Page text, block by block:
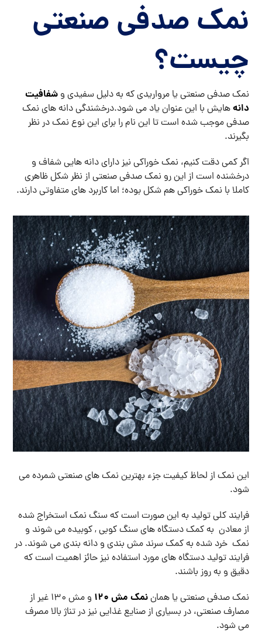
نمک صدفی صنعتی
چیست؟
نمک صدفی صنعتی یا مرواریدی که به دلیل سفیدی وشفافیت
دانههایش با این عنوان یاد می شود.درخشندگی دانه های نمک
صدفی موجب شده است تا این نام را برای این نوع نمک در نظر
بگیرند.
اگر کمی دقت کنیم، نمک خوراکی نیز دارای دانه هایی شفاف و
درخشنده است از این رو نمک صدفی صنعتی از نظر شکل ظاهری
کاملا با نمک خوراکی هم شکل بوده؛ اما کاربرد های متفاوتی دارند.
این نمک از لحاظ کیفیت جزء بهترین نمک های صنعتی شمرده می
شود.
فرایند کلی تولید به این صورت است که سنگ نمک استخراج شده
از معادن به کمک دستگاه های سنگ کوبی , کوبیده می شوند و
نمک خرد شده به کمک سرند مش بندی و دانه بندی می شوند. در
فرایند تولید دستگاه های مورد استفاده نیز حائز اهمیت است که
دقیق و به روز باشند.
نمک صدفی صنعتی یا هماننمک مش 120
و مش 130 غیر از
مصارف صنعتی، در بسیاری از صنایع غذایی نیز در تناژ بالا مصرف
می شود.